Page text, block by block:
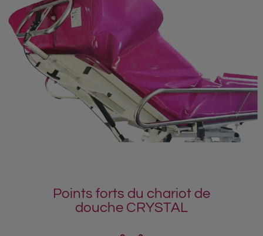
Points forts du chariot de
douche CRYSTAL